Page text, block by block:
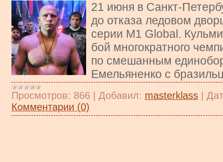
21 июня в Санкт-
до отказа ледовом
серии M1 Global.
бой многократного
по смешанным
Емельяненко с
Просмотров: 866 Добавил: masterklass
Комментарии (0)